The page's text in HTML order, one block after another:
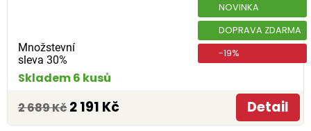
Množstevní
sleva 30%
NOVINKA
DOPRAVA ZDARMA
-19%
Skladem 6 kusů
2 689 Kč 2 191 Kč Detail